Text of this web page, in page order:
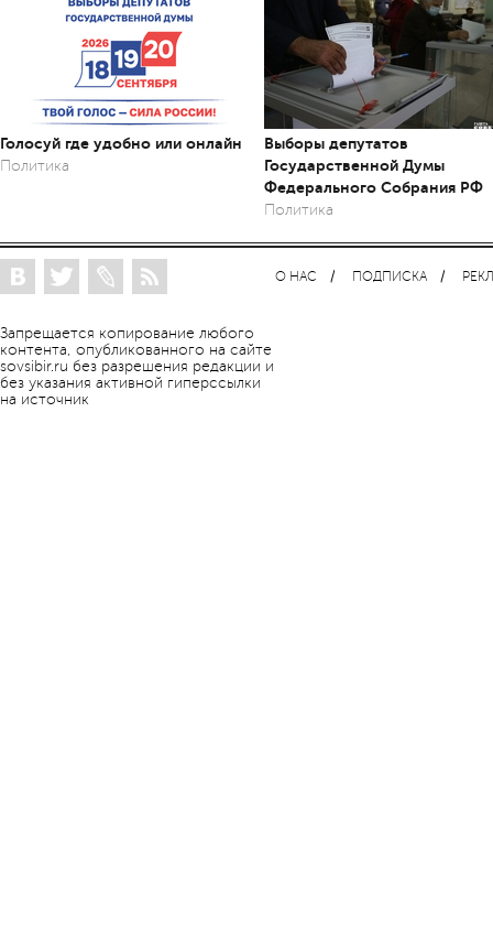
Голосуй где удобно или онлайн
Политика
Выборы депутатов
Государственной Думы
Федерального Собрания РФ
Политика
Запрещается копирование любого
контента, опубликованного на сайте
sovsibir.ru без разрешения редакции и
без указания активной гиперссылки
на источник
О НАС ПОДПИСКА